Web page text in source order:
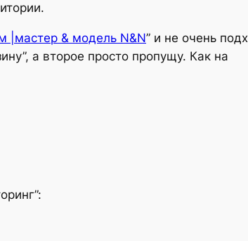
|мастер & модель N&N” и не очень
а второе просто пропущу. Как на